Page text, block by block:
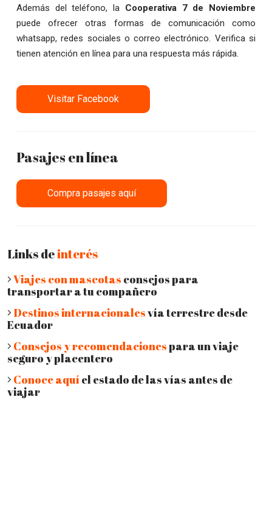
Además del teléfono, la Cooperativa 7 de Noviembre
puede ofrecer otras formas de comunicación como
whatsapp, redes sociales o correo electrónico. Verifica si
tienen atención en línea para una respuesta más rápida.
Visitar Facebook
Pasajes en línea
Compra pasajes aquí
Links deinterés
Viajes con mascotas consejos para
transportar a tu compañero
Destinos internacionalesvía terrestre desde
Ecuador
Consejos y recomendacionespara un viaje
seguro y placentero
Conoce aquíel estado de las vías antes de
viajar